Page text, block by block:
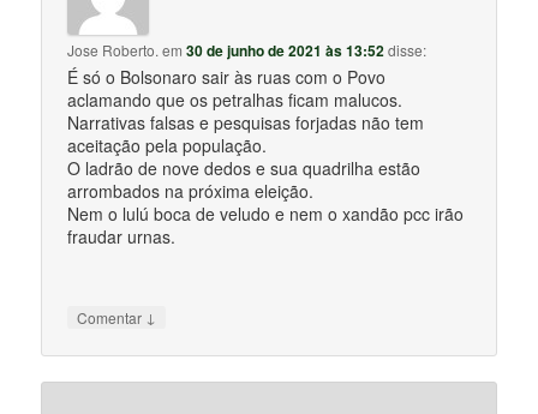
Jose Roberto. em30 de junho de 2021 às 13:52disse:
É só o Bolsonaro sair às ruas com o Povo
aclamando que os petralhas ficam malucos.
Narrativas falsas e pesquisas forjadas não tem
aceitação pela população.
O ladrão de nove dedos e sua quadrilha estão
arrombados na próxima eleição.
Nem o lulú boca de veludo e nem o xandão pcc irão
fraudar urnas.
Comentar ↓